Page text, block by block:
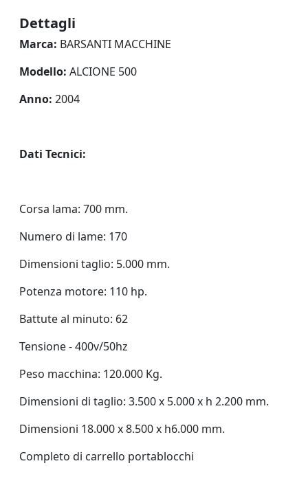
Dettagli
Marca: BARSANTI MACCHINE
Modello: ALCIONE 500
Anno: 2004
Dati Tecnici:
Corsa lama: 700 mm.
Numero di lame: 170
Dimensioni taglio: 5.000 mm.
Potenza motore: 110 hp.
Battute al minuto: 62
Tensione - 400v/50hz
Peso macchina: 120.000 Kg.
Dimensioni di taglio: 3.500 x 5.000 x h 2.200 mm.
Dimensioni 18.000 x 8.500 x h6.000 mm.
Completo di carrello portablocchi